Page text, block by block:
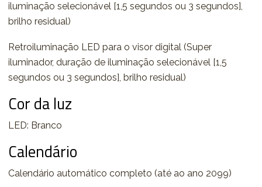
iluminação selecionável [1,5 segundos ou 3 segundos],
brilho residual)
Retroiluminação LED para o visor digital (Super
iluminador, duração de iluminação selecionável [1,5
segundos ou 3 segundos], brilho residual)
Cor da luz
LED: Branco
Calendário
Calendário automático completo (até ao ano 2099)